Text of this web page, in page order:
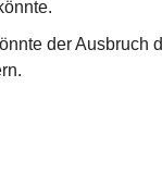
der Ausbruch